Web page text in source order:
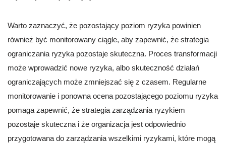
Warto zaznaczyć, że pozostający poziom ryzyka powinien
również być monitorowany ciągle, aby zapewnić, że strategia
ograniczania ryzyka pozostaje skuteczna. Proces transformacji
może wprowadzić nowe ryzyka, albo skuteczność działań
ograniczających może zmniejszać się z czasem. Regularne
monitorowanie i ponowna ocena pozostającego poziomu ryzyka
pomaga zapewnić, że strategia zarządzania ryzykiem
pozostaje skuteczna i że organizacja jest odpowiednio
przygotowana do zarządzania wszelkimi ryzykami, które mogą